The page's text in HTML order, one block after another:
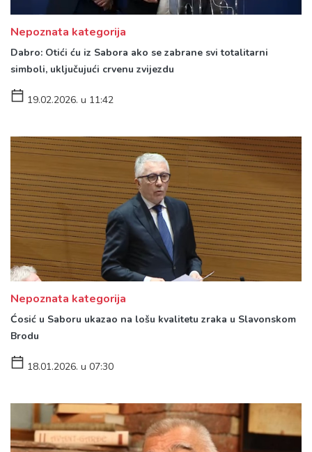
Nepoznata kategorija
Dabro: Otići ću iz Sabora ako se zabrane svi totalitarni
simboli, uključujući crvenu zvijezdu
19.02.2026. u 11:42
Nepoznata kategorija
Ćosić u Saboru ukazao na lošu kvalitetu zraka u Slavonskom
Brodu
18.01.2026. u 07:30